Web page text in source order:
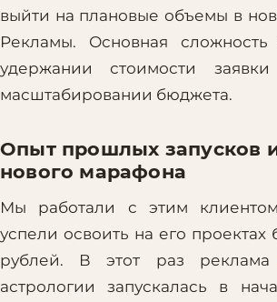
выйти на плановые объемы в
Рекламы. Основная сложность
удержании стоимости
масштабировании бюджета.
Опыт прошлых запусков
нового марафона
Мы работали с этим
успели освоить на его
рублей. В этот раз реклама
астрологии запускалась в